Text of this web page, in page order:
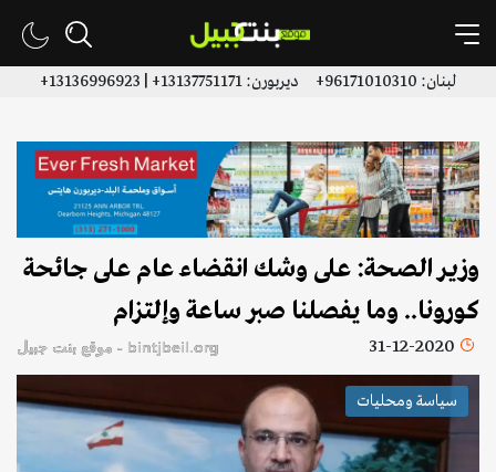
لبنان: 96171010310+ ديربورن: 13137751171+ | 13136996923+
وزير الصحة: على وشك انقضاء عام على جائحة
كورونا.. وما يفصلنا صبر ساعة وإلتزام
31-12-2020 bintjbeil.org - موقع بنت جبيل
سياسة ومحليات